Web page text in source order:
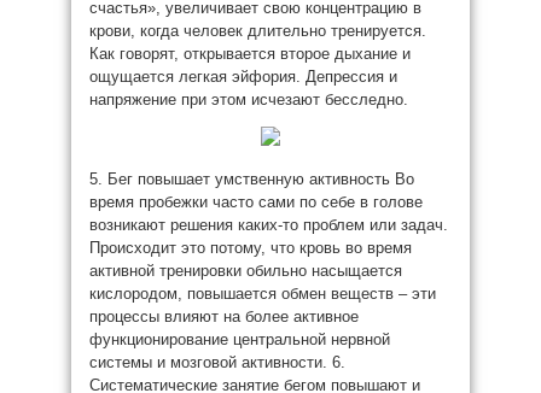
счастья», увеличивает свою концентрацию в
крови, когда человек длительно тренируется.
Как говорят, открывается второе дыхание и
ощущается легкая эйфория. Депрессия и
напряжение при этом исчезают бесследно.
5. Бег повышает умственную активность Во
время пробежки часто сами по себе в голове
возникают решения каких-то проблем или задач.
Происходит это потому, что кровь во время
активной тренировки обильно насыщается
кислородом, повышается обмен веществ – эти
процессы влияют на более активное
функционирование центральной нервной
системы и мозговой активности. 6.
Систематические занятие бегом повышают и